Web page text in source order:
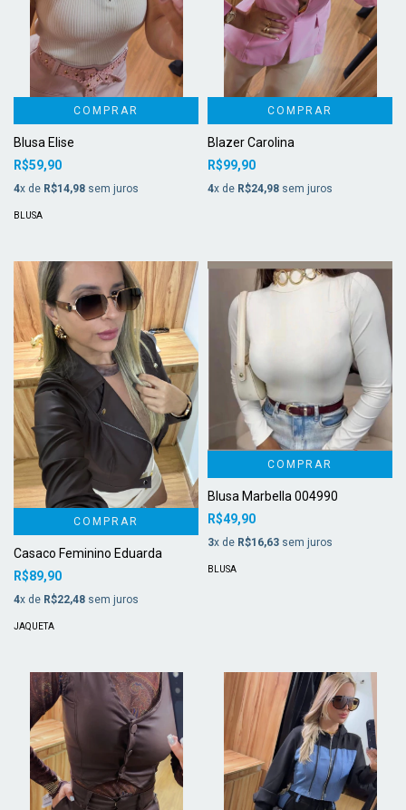
COMPRAR
Blusa Elise
R$59,90
4x de R$14,98 sem juros
BLUSA
COMPRAR
Blazer Carolina
R$99,90
4x de R$24,98 sem juros
COMPRAR
Casaco Feminino Eduarda
R$89,90
4x de R$22,48 sem juros
JAQUETA
COMPRAR
Blusa Marbella 004990
R$49,90
3x de R$16,63 sem juros
BLUSA